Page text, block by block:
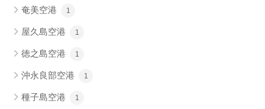
奄美空港 1
屋久島空港 1
徳之島空港 1
沖永良部空港 1
種子島空港 1